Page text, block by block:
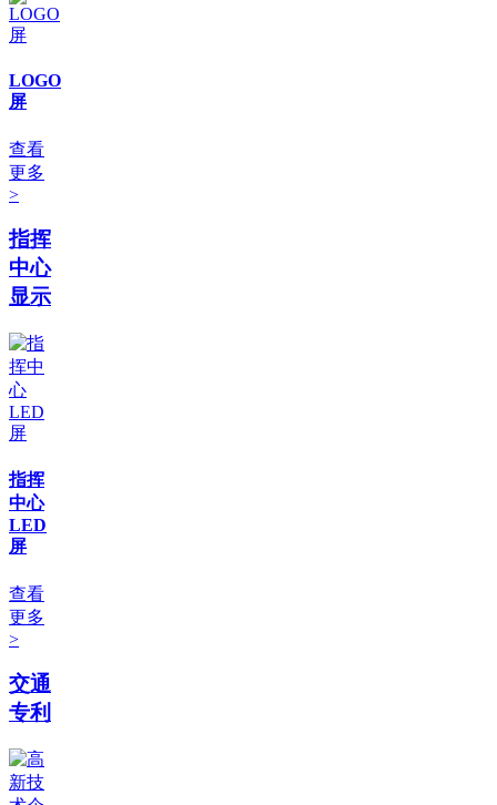
LOGO
屏
查看
更多
>
指挥
中心
显示
指挥
中心
LED
屏
查看
更多
>
交通
专利